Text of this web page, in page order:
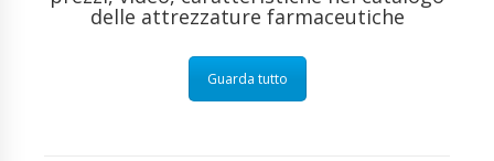
delle attrezzature farmaceutiche
Guarda tutto